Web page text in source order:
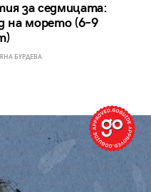
за седмицата:
на морето (6–9
БУРДЕВА